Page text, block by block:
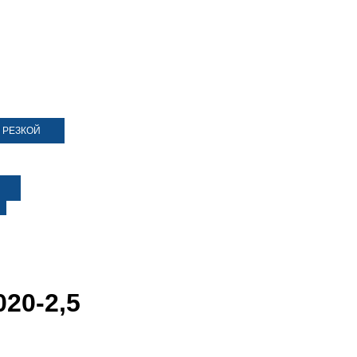
2,5